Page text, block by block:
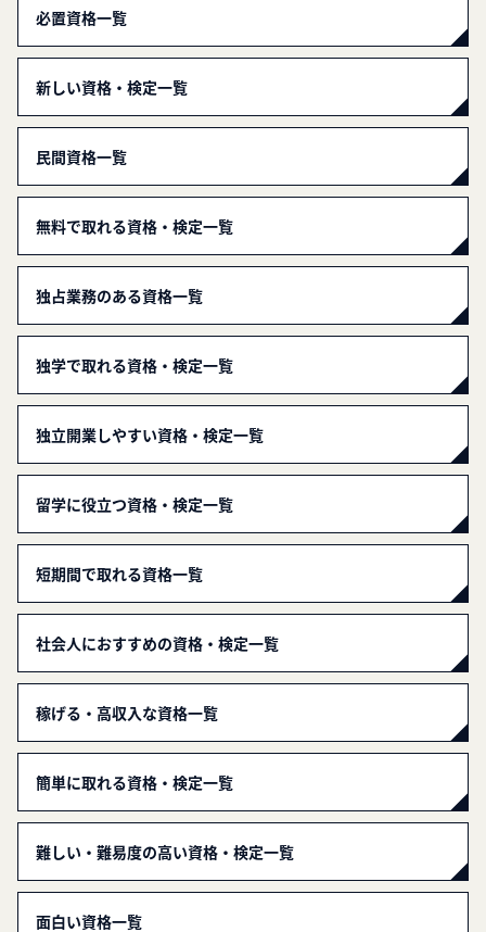
必置資格一覧
新しい資格・検定一覧
民間資格一覧
無料で取れる資格・検定一覧
独占業務のある資格一覧
独学で取れる資格・検定一覧
独立開業しやすい資格・検定一覧
留学に役立つ資格・検定一覧
短期間で取れる資格一覧
社会人におすすめの資格・検定一覧
稼げる・高収入な資格一覧
簡単に取れる資格・検定一覧
難しい・難易度の高い資格・検定一覧
面白い資格一覧